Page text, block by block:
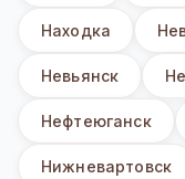
Находка
Невьянск
Нефтеюганск
Нижневартовск